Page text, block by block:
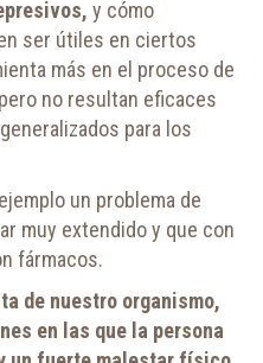
y cómo
ser útiles en ciertos
más en el proceso de
no resultan eficaces
para los
un problema de
muy extendido y que con
fármacos.
de nuestro organismo,
en las que la persona